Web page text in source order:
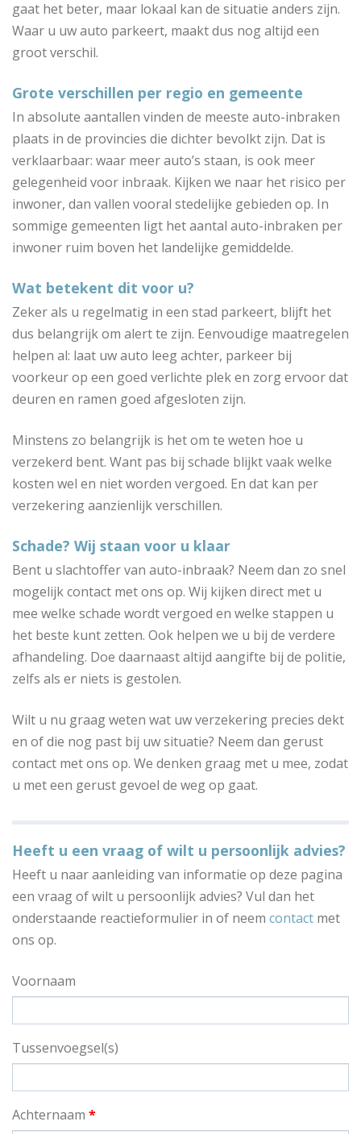
gaat het beter, maar lokaal kan de situatie anders zijn.
Waar u uw auto parkeert, maakt dus nog altijd een
groot verschil.
Grote verschillen per regio en gemeente
In absolute aantallen vinden de meeste auto-inbraken
plaats in de provincies die dichter bevolkt zijn. Dat is
verklaarbaar: waar meer auto’s staan, is ook meer
gelegenheid voor inbraak. Kijken we naar het risico per
inwoner, dan vallen vooral stedelijke gebieden op. In
sommige gemeenten ligt het aantal auto-inbraken per
inwoner ruim boven het landelijke gemiddelde.
Wat betekent dit voor u?
Zeker als u regelmatig in een stad parkeert, blijft het
dus belangrijk om alert te zijn. Eenvoudige maatregelen
helpen al: laat uw auto leeg achter, parkeer bij
voorkeur op een goed verlichte plek en zorg ervoor dat
deuren en ramen goed afgesloten zijn.
Minstens zo belangrijk is het om te weten hoe u
verzekerd bent. Want pas bij schade blijkt vaak welke
kosten wel en niet worden vergoed. En dat kan per
verzekering aanzienlijk verschillen.
Schade? Wij staan voor u klaar
Bent u slachtoffer van auto-inbraak? Neem dan zo snel
mogelijk contact met ons op. Wij kijken direct met u
mee welke schade wordt vergoed en welke stappen u
het beste kunt zetten. Ook helpen we u bij de verdere
afhandeling. Doe daarnaast altijd aangifte bij de politie,
zelfs als er niets is gestolen.
Wilt u nu graag weten wat uw verzekering precies dekt
en of die nog past bij uw situatie? Neem dan gerust
contact met ons op. We denken graag met u mee, zodat
u met een gerust gevoel de weg op gaat.
Heeft u een vraag of wilt u persoonlijk advies?
Heeft u naar aanleiding van informatie op deze pagina
een vraag of wilt u persoonlijk advies? Vul dan het
onderstaande reactieformulier in of neem contact met
ons op.
Voornaam
Tussenvoegsel(s)
Achternaam *